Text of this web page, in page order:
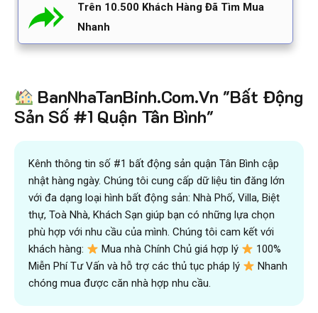
Trên 10.500 Khách Hàng Đã Tìm Mua
Nhanh
BanNhaTanBinh.Com.Vn "Bất Động
Sản Số #1 Quận Tân Bình"
Kênh thông tin số #1 bất động sản quận Tân Bình cập
nhật hàng ngày. Chúng tôi cung cấp dữ liệu tin đăng lớn
với đa dạng loại hình bất động sản: Nhà Phố, Villa, Biệt
thự, Toà Nhà, Khách Sạn giúp bạn có những lựa chọn
phù hợp với nhu cầu của mình. Chúng tôi cam kết với
khách hàng:
Mua nhà Chính Chủ giá hợp lý
100%
Miễn Phí Tư Vấn và hỗ trợ các thủ tục pháp lý
Nhanh
chóng mua được căn nhà hợp nhu cầu.